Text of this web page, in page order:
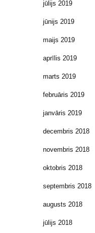
jūlijs 2019
jūnijs 2019
maijs 2019
aprīlis 2019
marts 2019
februāris 2019
janvāris 2019
decembris 2018
novembris 2018
oktobris 2018
septembris 2018
augusts 2018
jūlijs 2018